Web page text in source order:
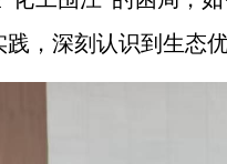
，深刻认识到生态